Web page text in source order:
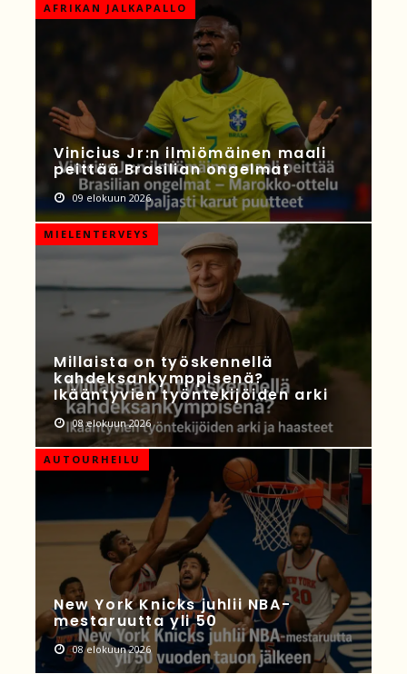
AFRIKAN JALKAPALLO
Vinicius Jr:n ilmiömäinen maali
peittää Brasilian ongelmat
09 elokuun 2026
MIELENTERVEYS
Millaista on työskennellä
kahdeksankymppisenä?
Ikääntyvien työntekijöiden arki
08 elokuun 2026
AUTOURHEILU
New York Knicks juhlii NBA-
mestaruutta yli 50
08 elokuun 2026